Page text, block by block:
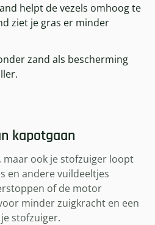
helpt de vezels omhoog te
ziet je gras er minder
zand als bescherming
kapotgaan
maar ook je stofzuiger loopt
en andere vuildeeltjes
of de motor
minder zuigkracht en een
stofzuiger.